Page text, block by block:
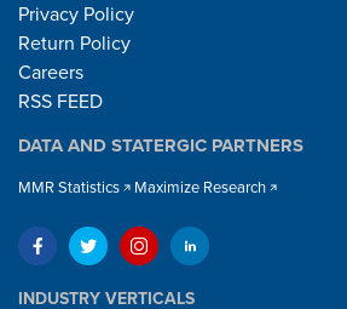
Privacy Policy
Return Policy
Careers
RSS FEED
DATA AND STATERGIC PARTNERS
MMR Statistics Maximize Research
INDUSTRY VERTICALS